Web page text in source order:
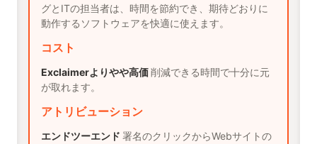
グとITの担当者は、時間を節約でき、期待どおりに
動作するソフトウェアを快適に使えます。
コスト
Exclaimerよりやや高価削減できる時間で十分に元
が取れます。
アトリビューション
エンドツーエンド 署名のクリックからWebサイトの